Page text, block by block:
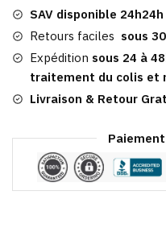
Femme
En
Fourrure
SAV disponible
Retours faciles sous
Expédition sous 24 à
traitement du colis et
Livraison & Retour